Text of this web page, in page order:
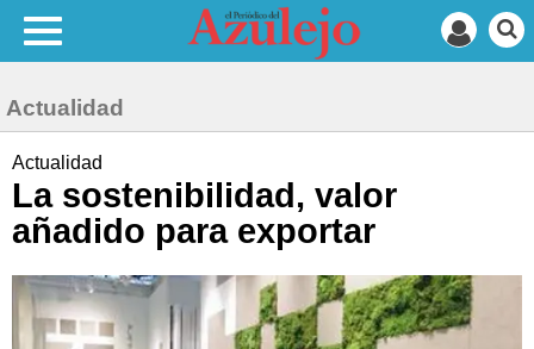
Actualidad
Actualidad
La sostenibilidad, valor
añadido para exportar